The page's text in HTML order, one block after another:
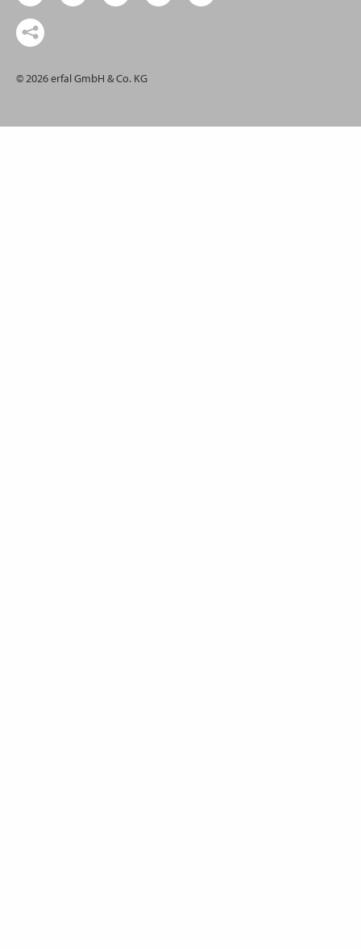
© 2026 erfal GmbH & Co. KG